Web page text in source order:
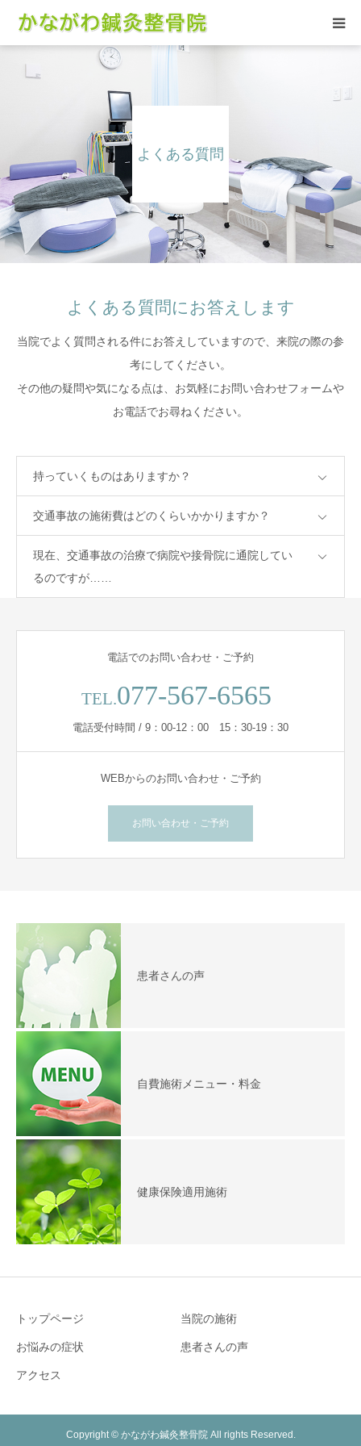
よくある質問
よくある質問にお答えします
当院でよく質問される件にお答えしていますので、来院の際の参
考にしてください。
その他の疑問や気になる点は、お気軽にお問い合わせフォームや
お電話でお尋ねください。
持っていくものはありますか？
交通事故の施術費はどのくらいかかりますか？
現在、交通事故の治療で病院や接骨院に通院してい
るのですが……
電話でのお問い合わせ・ご予約
TEL.077-567-6565
電話受付時間 / 9：00-12：00 15：30-19：30
WEBからのお問い合わせ・ご予約
お問い合わせ・ご予約
患者さんの声
自費施術メニュー・料金
健康保険適用施術
トップページ 当院の施術
お悩みの症状 患者さんの声
アクセス
Copyright © かながわ鍼灸整骨院 All rights Reserved.
当院の施術
お悩みの症状
患者さんの声
当院について
アクセス